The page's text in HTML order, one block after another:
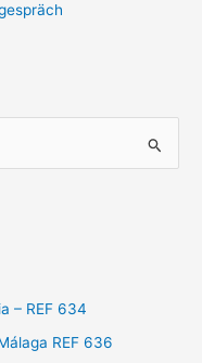
– REF 634
REF 636